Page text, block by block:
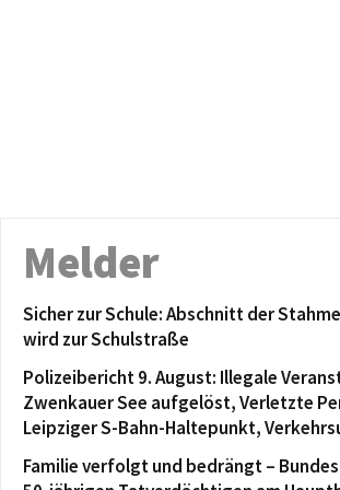
Melder
Sicher zur Schule: Abschnitt der
wird zur Schulstraße
Polizeibericht 9. August: Illegale
Zwenkauer See aufgelöst, Verletzte
Leipziger S-Bahn-Haltepunkt,
Familie verfolgt und bedrängt –